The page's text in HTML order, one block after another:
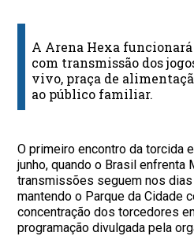
A Arena Hexa funcionará
com transmissão dos
vivo, praça de
ao público familiar.
O primeiro encontro da torcida
junho, quando o Brasil enfrenta
transmissões seguem nos dias
mantendo o Parque da Cidade
concentração dos torcedores
programação divulgada pela